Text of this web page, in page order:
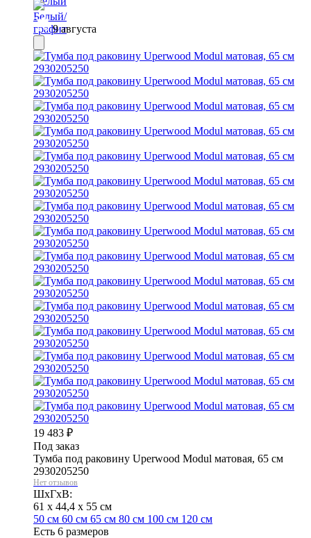
9 августа
19 483 ₽
Под заказ
Тумба под раковину Uperwood Modul матовая, 65 см
2930205250
Нет отзывов
ШхГхВ:
61 x 44,4 x 55 см
50 см 60 см 65 см 80 см 100 см 120 см
Есть 6 размеров